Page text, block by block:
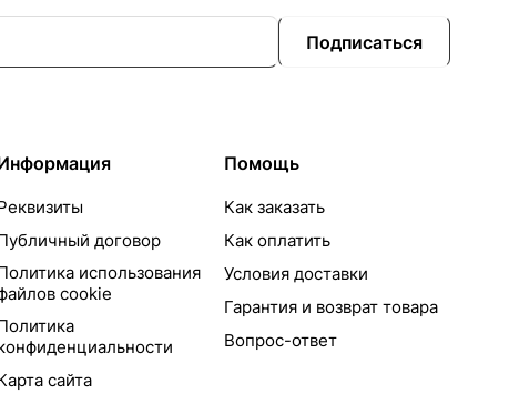
Подписаться
договор
использования
cookie
сайта
Помощь
Как заказать
Как оплатить
Условия доставки
Гарантия и возврат товара
Вопрос-ответ